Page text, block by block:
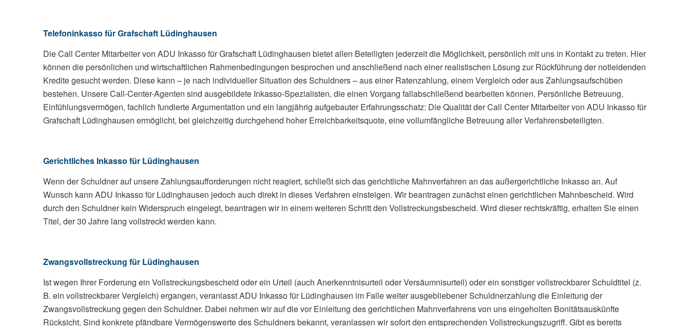
Telefoninkasso für Grafschaft Lüdinghausen
Die Call Center Mitarbeiter von ADU Inkasso für Grafschaft Lüdinghausen bietet allen Beteiligten jederzeit die Möglichkeit, persönlich mit uns in Kontakt zu treten. Hier
können die persönlichen und wirtschaftlichen Rahmenbedingungen besprochen und anschließend nach einer realistischen Lösung zur Rückführung der notleidenden
Kredite gesucht werden. Diese kann – je nach individueller Situation des Schuldners – aus einer Ratenzahlung, einem Vergleich oder aus Zahlungsaufschüben
bestehen. Unsere Call-Center-Agenten sind ausgebildete Inkasso-Spezialisten, die einen Vorgang fallabschließend bearbeiten können. Persönliche Betreuung,
Einfühlungsvermögen, fachlich fundierte Argumentation und ein langjährig aufgebauter Erfahrungsschatz: Die Qualität der Call Center Mitarbeiter von ADU Inkasso für
Grafschaft Lüdinghausen ermöglicht, bei gleichzeitig durchgehend hoher Erreichbarkeitsquote, eine vollumfängliche Betreuung aller Verfahrensbeteiligten.
Gerichtliches Inkasso für Lüdinghausen
Wenn der Schuldner auf unsere Zahlungsaufforderungen nicht reagiert, schließt sich das gerichtliche Mahnverfahren an das außergerichtliche Inkasso an. Auf
Wunsch kann ADU Inkasso für Lüdinghausen jedoch auch direkt in dieses Verfahren einsteigen. Wir beantragen zunächst einen gerichtlichen Mahnbescheid. Wird
durch den Schuldner kein Widerspruch eingelegt, beantragen wir in einem weiteren Schritt den Vollstreckungsbescheid. Wird dieser rechtskräftig, erhalten Sie einen
Titel, der 30 Jahre lang vollstreckt werden kann.
Zwangsvollstreckung für Lüdinghausen
Ist wegen Ihrer Forderung ein Vollstreckungsbescheid oder ein Urteil (auch Anerkenntnisurteil oder Versäumnisurteil) oder ein sonstiger vollstreckbarer Schuldtitel (z.
B. ein vollstreckbarer Vergleich) ergangen, veranlasst ADU Inkasso für Lüdinghausen im Falle weiter ausgebliebener Schuldnerzahlung die Einleitung der
Zwangsvollstreckung gegen den Schuldner. Dabei nehmen wir auf die vor Einleitung des gerichtlichen Mahnverfahrens von uns eingeholten Bonitätsauskünfte
Rücksicht. Sind konkrete pfändbare Vermögenswerte des Schuldners bekannt, veranlassen wir sofort den entsprechenden Vollstreckungszugriff. Gibt es bereits